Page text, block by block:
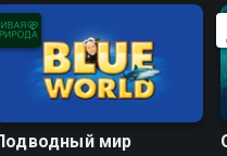
мир